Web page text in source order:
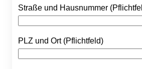
Straße und Hausnummer
PLZ und Ort (Pflichtfeld)